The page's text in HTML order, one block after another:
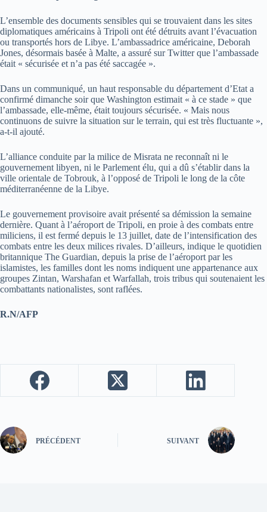
L’ensemble des documents sensibles qui se trouvaient dans les sites
diplomatiques américains à Tripoli ont été détruits avant l’évacuation
ou transportés hors de Libye. L’ambassadrice américaine, Deborah
Jones, désormais basée à Malte, a assuré sur Twitter que l’ambassade
était « sécurisée et n’a pas été saccagée ».
Dans un communiqué, un haut responsable du département d’Etat a
confirmé dimanche soir que Washington estimait « à ce stade » que
l’ambassade, elle-même, était toujours sécurisée. « Mais nous
continuons de suivre la situation sur le terrain, qui est très fluctuante »,
a-t-il ajouté.
L’alliance conduite par la milice de Misrata ne reconnaît ni le
gouvernement libyen, ni le Parlement élu, qui a dû s’établir dans la
ville orientale de Tobrouk, à l’opposé de Tripoli le long de la côte
méditerranéenne de la Libye.
Le gouvernement provisoire avait présenté sa démission la semaine
dernière. Quant à l’aéroport de Tripoli, en proie à des combats entre
miliciens, il est fermé depuis le 13 juillet, date de l’intensification des
combats entre les deux milices rivales. D’ailleurs, indique le quotidien
britannique The Guardian, depuis la prise de l’aéroport par les
islamistes, les familles dont les noms indiquent une appartenance aux
groupes Zintan, Warshafan et Warfallah, trois tribus qui soutenaient les
combattants nationalistes, sont raflées.
R.N/AFP
PRÉCÉDENT SUIVANT